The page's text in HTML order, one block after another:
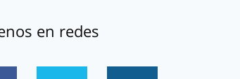
en redes